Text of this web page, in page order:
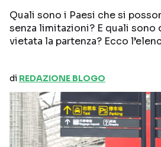
Quali sono i Paesi che si
senza limitazioni? E quali sono
vietata la partenza? Ecco
di REDAZIONE BLOGO